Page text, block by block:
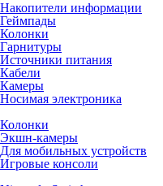
Накопители информации
Геймпады
Колонки
Гарнитуры
Источники питания
Кабели
Камеры
Носимая электроника
Колонки
Экшн-камеры
Для мобильных устройств
Игровые консоли